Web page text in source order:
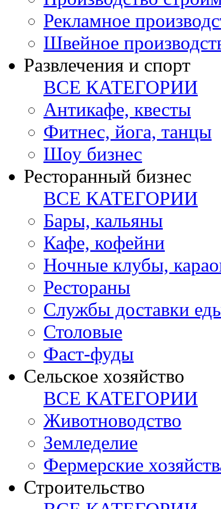
Рекламное
Швейное
Развлечения и спорт
ВСЕ КАТЕГОРИИ
Антикафе, квесты
Фитнес, йога, танцы
Шоу бизнес
Ресторанный бизнес
ВСЕ КАТЕГОРИИ
Бары, кальяны
Кафе, кофейни
Ночные клубы,
Рестораны
Службы доставки
Столовые
Фаст-фуды
Сельское хозяйство
ВСЕ КАТЕГОРИИ
Животноводство
Земледелие
Фермерские
Строительство